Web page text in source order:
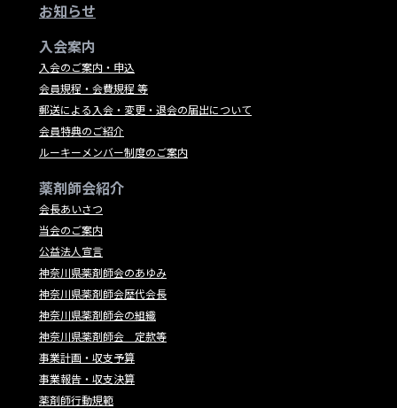
お知らせ
入会案内
入会のご案内・申込
会員規程・会費規程 等
郵送による入会・変更・退会の届出について
会員特典のご紹介
ルーキーメンバー制度のご案内
薬剤師会紹介
会長あいさつ
当会のご案内
公益法人宣言
神奈川県薬剤師会のあゆみ
神奈川県薬剤師会歴代会長
神奈川県薬剤師会の組織
神奈川県薬剤師会 定款等
事業計画・収支予算
事業報告・収支決算
薬剤師行動規範